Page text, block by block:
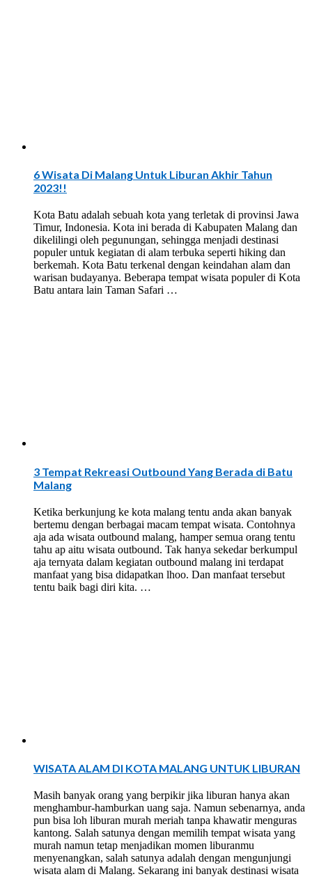
6 Wisata Di Malang Untuk Liburan Akhir Tahun
2023!!
Kota Batu adalah sebuah kota yang terletak di provinsi Jawa
Timur, Indonesia. Kota ini berada di Kabupaten Malang dan
dikelilingi oleh pegunungan, sehingga menjadi destinasi
populer untuk kegiatan di alam terbuka seperti hiking dan
berkemah. Kota Batu terkenal dengan keindahan alam dan
warisan budayanya. Beberapa tempat wisata populer di Kota
Batu antara lain Taman Safari …
3 Tempat Rekreasi Outbound Yang Berada di Batu
Malang
Ketika berkunjung ke kota malang tentu anda akan banyak
bertemu dengan berbagai macam tempat wisata. Contohnya
aja ada wisata outbound malang, hamper semua orang tentu
tahu ap aitu wisata outbound. Tak hanya sekedar berkumpul
aja ternyata dalam kegiatan outbound malang ini terdapat
manfaat yang bisa didapatkan lhoo. Dan manfaat tersebut
tentu baik bagi diri kita. …
WISATA ALAM DI KOTA MALANG UNTUK LIBURAN
Masih banyak orang yang berpikir jika liburan hanya akan
menghambur-hamburkan uang saja. Namun sebenarnya, anda
pun bisa loh liburan murah meriah tanpa khawatir menguras
kantong. Salah satunya dengan memilih tempat wisata yang
murah namun tetap menjadikan momen liburanmu
menyenangkan, salah satunya adalah dengan mengunjungi
wisata alam di Malang. Sekarang ini banyak destinasi wisata